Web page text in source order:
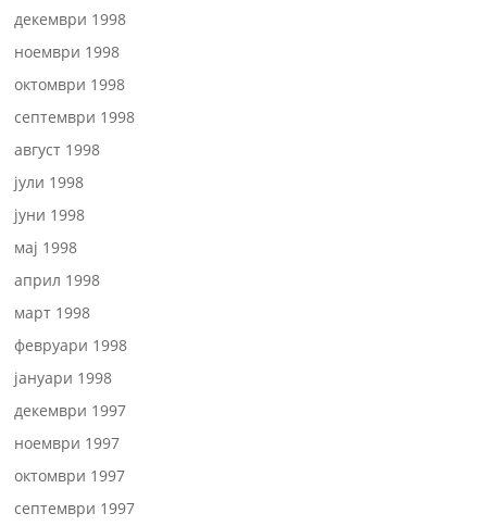
декември 1998
ноември 1998
октомври 1998
септември 1998
август 1998
јули 1998
јуни 1998
мај 1998
април 1998
март 1998
февруари 1998
јануари 1998
декември 1997
ноември 1997
октомври 1997
септември 1997